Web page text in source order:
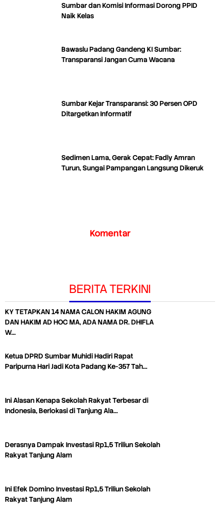
Sumbar dan Komisi Informasi Dorong PPID
Naik Kelas
Bawaslu Padang Gandeng KI Sumbar:
Transparansi Jangan Cuma Wacana
Sumbar Kejar Transparansi: 30 Persen OPD
Ditargetkan Informatif
Sedimen Lama, Gerak Cepat: Fadly Amran
Turun, Sungai Pampangan Langsung Dikeruk
Komentar
BERITA TERKINI
KY TETAPKAN 14 NAMA CALON HAKIM AGUNG
DAN HAKIM AD HOC MA, ADA NAMA DR. DHIFLA
W…
Ketua DPRD Sumbar Muhidi Hadiri Rapat
Paripurna Hari Jadi Kota Padang Ke-357 Tah…
Ini Alasan Kenapa Sekolah Rakyat Terbesar di
Indonesia, Berlokasi di Tanjung Ala…
Derasnya Dampak Investasi Rp1,5 Triliun Sekolah
Rakyat Tanjung Alam
Ini Efek Domino Investasi Rp1,5 Triliun Sekolah
Rakyat Tanjung Alam